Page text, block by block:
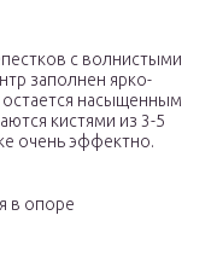
с волнистыми
заполнен ярко-
насыщенным
кистями из 3-5
очень эффектно.
в опоре